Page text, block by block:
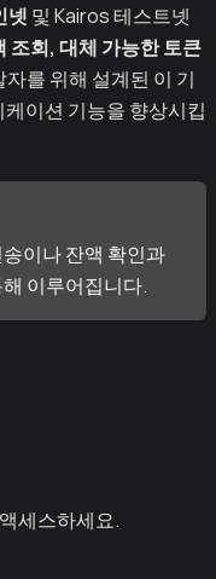
넷 및 Kairos 테스트넷
조회, 대체 가능한 토큰
를 위해 설계된 이 기
이션 기능을 향상시킵
이나 잔액 확인과
이루어집니다.
세스하세요.